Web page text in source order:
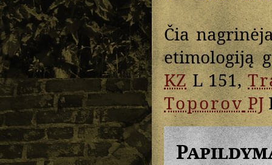
Čia
etimologiją
KZL 151,
ToporovPJ